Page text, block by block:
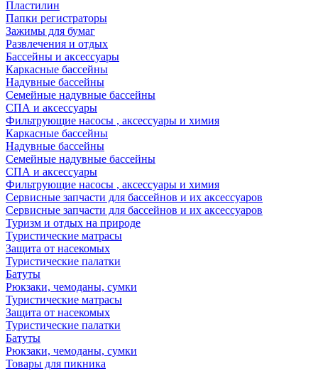
Пластилин
Папки регистраторы
Зажимы для бумаг
Развлечения и отдых
Бассейны и аксессуары
Каркасные бассейны
Надувные бассейны
Семейные надувные бассейны
СПА и аксессуары
Фильтрующие насосы , аксессуары и химия
Каркасные бассейны
Надувные бассейны
Семейные надувные бассейны
СПА и аксессуары
Фильтрующие насосы , аксессуары и химия
Cервисные запчасти для бассейнов и их аксессуаров
Cервисные запчасти для бассейнов и их аксессуаров
Туризм и отдых на природе
Туристические матрасы
Защита от насекомых
Туристические палатки
Батуты
Рюкзаки, чемоданы, сумки
Туристические матрасы
Защита от насекомых
Туристические палатки
Батуты
Рюкзаки, чемоданы, сумки
Товары для пикника